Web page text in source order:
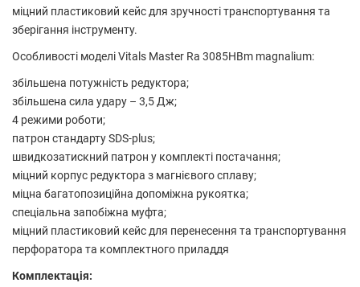
міцний пластиковий кейс для зручності транспортування та
зберігання інструменту.
Особливості моделі Vitals Master Ra 3085HBm magnalium:
збільшена потужність редуктора;
збільшена сила удару – 3,5 Дж;
4 режими роботи;
патрон стандарту SDS-plus;
швидкозатискний патрон у комплекті постачання;
міцний корпус редуктора з магнієвого сплаву;
міцна багатопозиційна допоміжна рукоятка;
спеціальна запобіжна муфта;
міцний пластиковий кейс для перенесення та транспортування
перфоратора та комплектного приладдя
Комплектація: